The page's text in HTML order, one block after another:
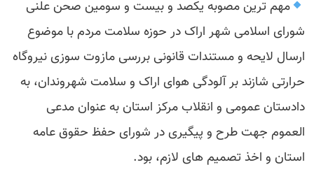
مهم ترین مصوبه یکصد و بیست و سومین صحن علنی
شورای اسلامی شهر اراک در حوزه سلامت مردم با موضوع
ارسال لایحه و مستندات قانونی بررسی مازوت سوزی نیروگاه
حرارتی شازند بر آلودگی هوای اراک و سلامت شهروندان، به
دادستان عمومی و انقلاب‌ مرکز استان به عنوان مدعی
العموم جهت‌ طرح و پیگیری در شورای حفظ حقوق عامه
استان و اخذ تصمیم های لازم، بود.